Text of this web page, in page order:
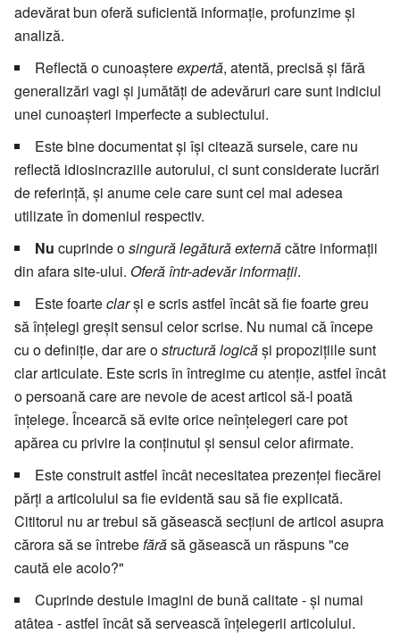
adevărat bun oferă suficientă informație, profunzime și
analiză.
Reflectă o cunoaștereexpertă, atentă, precisă și fără
generalizări vagi și jumătăți de adevăruri care sunt indiciul
unei cunoașteri imperfecte a subiectului.
Este bine documentat și își citează sursele, care nu
reflectă idiosincraziile autorului, ci sunt considerate lucrări
de referință, și anume cele care sunt cel mai adesea
utilizate în domeniul respectiv.
Nu cuprinde osingură legătură externăcătre informații
din afara site-ului. Oferă într-adevăr informații.
Este foarteclarși e scris astfel încât să fie foarte greu
să înțelegi greșit sensul celor scrise. Nu numai că începe
cu o definiție, dar are ostructură logicăși propozițiile sunt
clar articulate. Este scris în întregime cu atenție, astfel încât
o persoană care are nevoie de acest articol să-l poată
înțelege. Încearcă să evite orice neînțelegeri care pot
apărea cu privire la conținutul și sensul celor afirmate.
Este construit astfel încât necesitatea prezenței fiecărei
părți a articolului sa fie evidentă sau să fie explicată.
Cititorul nu ar trebui să găsească secțiuni de articol asupra
cărora să se întrebe fărăsă găsească un răspuns "ce
caută ele acolo?"
Cuprinde destule imagini de bună calitate - și numai
atâtea - astfel încât să servească înțelegerii articolului.